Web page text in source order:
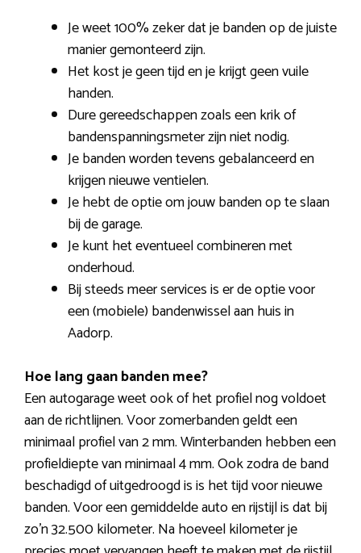
Je weet 100% zeker dat je banden op de juiste
manier gemonteerd zijn.
Het kost je geen tijd en je krijgt geen vuile
handen.
Dure gereedschappen zoals een krik of
bandenspanningsmeter zijn niet nodig.
Je banden worden tevens gebalanceerd en
krijgen nieuwe ventielen.
Je hebt de optie om jouw banden op te slaan
bij de garage.
Je kunt het eventueel combineren met
onderhoud.
Bij steeds meer services is er de optie voor
een (mobiele) bandenwissel aan huis in
Aadorp.
Hoe lang gaan banden mee?
Een autogarage weet ook of het profiel nog voldoet
aan de richtlijnen. Voor zomerbanden geldt een
minimaal profiel van 2 mm. Winterbanden hebben een
profieldiepte van minimaal 4 mm. Ook zodra de band
beschadigd of uitgedroogd is is het tijd voor nieuwe
banden. Voor een gemiddelde auto en rijstijl is dat bij
zo’n 32.500 kilometer. Na hoeveel kilometer je